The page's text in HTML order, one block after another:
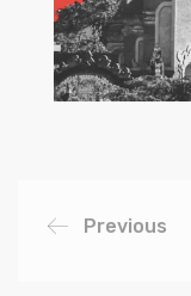
Previous